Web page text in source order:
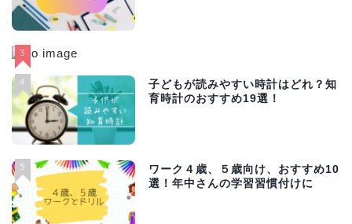
3
4
子どもが読みやすい時計はどれ？知
育時計のおすすめ19選！
5
ワーク４歳、５歳向け、おすすめ10
選！年中さんの学習習慣付けに